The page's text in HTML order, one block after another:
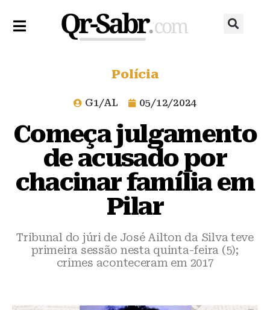
Polícia
G1/AL 05/12/2024
Começa julgamento
de acusado por
chacinar família em
Pilar
Tribunal do júri de José Ailton da Silva teve
primeira sessão nesta quinta-feira (5);
crimes aconteceram em 2017